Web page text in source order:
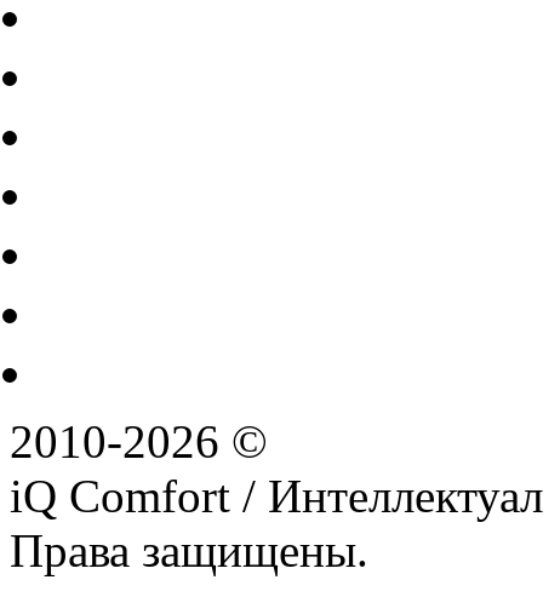
2010-2026 ©
iQ Comfort /
Права защищены.